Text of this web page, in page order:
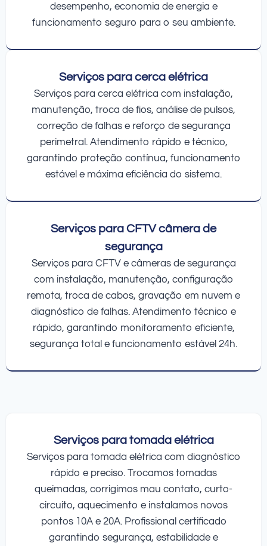
desempenho, economia de energia e
funcionamento seguro para o seu ambiente.
Serviços para cerca elétrica
Serviços para cerca elétrica com instalação,
manutenção, troca de fios, análise de pulsos,
correção de falhas e reforço de segurança
perimetral. Atendimento rápido e técnico,
garantindo proteção contínua, funcionamento
estável e máxima eficiência do sistema.
Serviços para CFTV câmera de
segurança
Serviços para CFTV e câmeras de segurança
com instalação, manutenção, configuração
remota, troca de cabos, gravação em nuvem e
diagnóstico de falhas. Atendimento técnico e
rápido, garantindo monitoramento eficiente,
segurança total e funcionamento estável 24h.
Serviços para tomada elétrica
Serviços para tomada elétrica com diagnóstico
rápido e preciso. Trocamos tomadas
queimadas, corrigimos mau contato, curto-
circuito, aquecimento e instalamos novos
pontos 10A e 20A. Profissional certificado
garantindo segurança, estabilidade e